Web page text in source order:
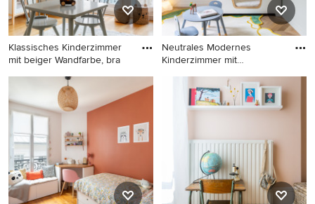
Klassisches Kinderzimmer
mit beiger Wandfarbe, bra
Klassisches Kinderzimmer
mit beiger Wandfarbe,
braunem Holzboden und
Neutrales Modernes
Kinderzimmer mit
Neutrales Modernes
Kinderzimmer mit
Schlafplatz, weißer
Holzboden und braunem
Boden in Paris